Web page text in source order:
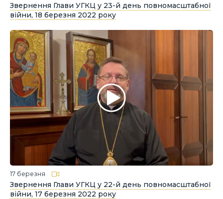
Звернення Глави УГКЦ у 23-й день повномасштабної
війни, 18 березня 2022 року
17 березня
Звернення Глави УГКЦ у 22-й день повномасштабної
війни, 17 березня 2022 року